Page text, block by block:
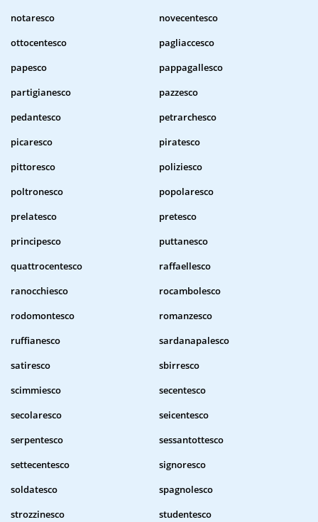
notaresco
novecentesco
ottocentesco
pagliaccesco
papesco
pappagallesco
partigianesco
pazzesco
pedantesco
petrarchesco
picaresco
piratesco
pittoresco
poliziesco
poltronesco
popolaresco
prelatesco
pretesco
principesco
puttanesco
quattrocentesco
raffaellesco
ranocchiesco
rocambolesco
rodomontesco
romanzesco
ruffianesco
sardanapalesco
satiresco
sbirresco
scimmiesco
secentesco
secolaresco
seicentesco
serpentesco
sessantottesco
settecentesco
signoresco
soldatesco
spagnolesco
strozzinesco
studentesco